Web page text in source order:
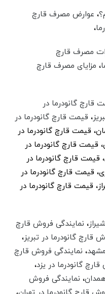
، عوارض مصرف قارچ
،
مصرف قارچ
، مزایای مصرف قارچ
قارچ گانودرما در
، قیمت قارچ گانودرما در
قیمت قارچ گانودرما در
قیمت قارچ گانودرما در
قیمت قارچ گانودرما در
قیمت قارچ گانودرما در
قیمت قارچ گانودرما در
، نمایندگی فروش قارچ
قارچ گانودرما در تبریز،
، نمایندگی فروش قارچ
گانودرما در یزد،‌
،‌ نمایندگی فروش